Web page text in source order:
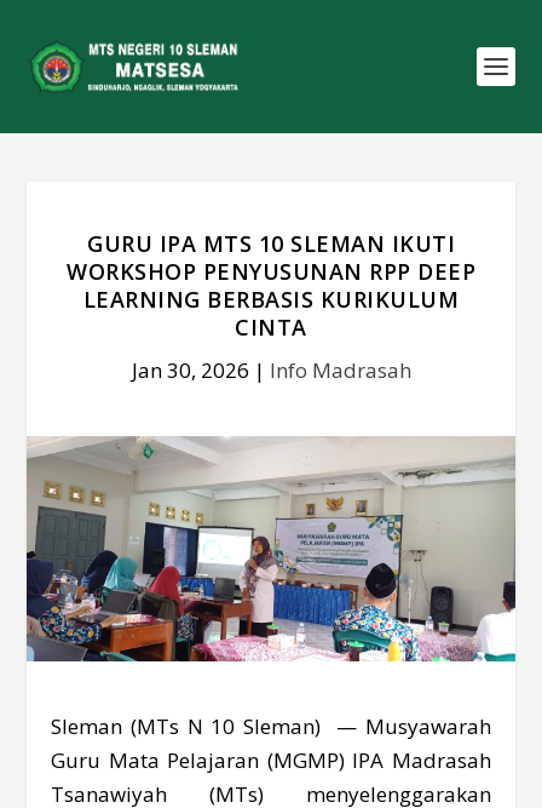
GURU IPA MTS 10 SLEMAN IKUTI
WORKSHOP PENYUSUNAN RPP DEEP
LEARNING BERBASIS KURIKULUM
CINTA
Jan 30, 2026 | Info Madrasah
Sleman (MTs N 10 Sleman) — Musyawarah
Guru Mata Pelajaran (MGMP) IPA Madrasah
Tsanawiyah (MTs) menyelenggarakan